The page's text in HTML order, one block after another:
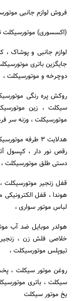
فروش لوازم جانبی
(اکسسوری)
لوازم جانبی و پوشاک
جایگزین باتری
دوچرخه و موتورسیکلت ،
روکش پره رنگی
سیکلت ، زین
موتورسیکلت ، وزنه سر
رقص نور دار ،
دستی طلق موتورسیکلت ،
هوندا ، قفل
لباس موتور سواری ،
هولدر موبایل ضد آب
خلاصی فلش زن ،
تیوپلس موتورسیکلت ،
سیکلت ، باتری
یخ موتور سیکلت